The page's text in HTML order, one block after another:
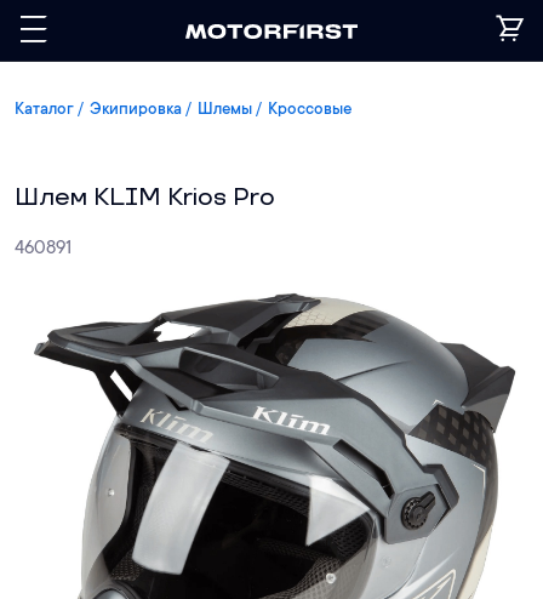
Каталог Экипировка Шлемы Кроссовые
Шлем KLIM Krios Pro
460891